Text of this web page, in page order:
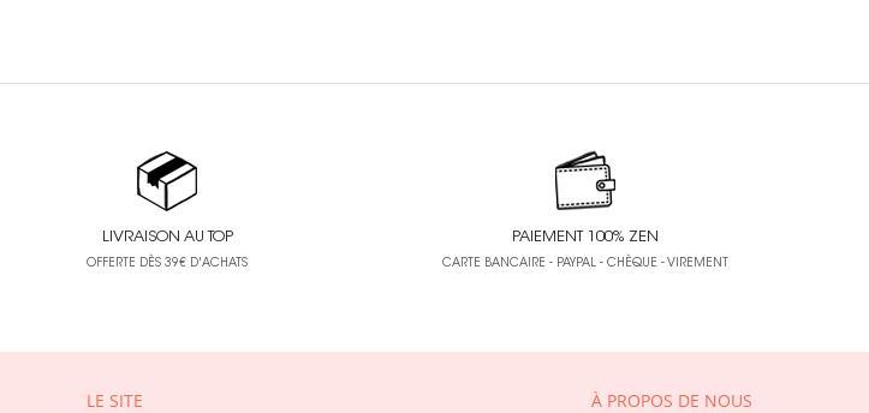
Béatrice Garni
Canson
Carabelle Studio
Chou & Flowers
LIVRAISON AU TOP
OFFERTE DÈS 39€ D'ACHATS
PAIEMENT 100% ZEN
CARTE BANCAIRE - PAYPAL - CHÈQUE - VIREMENT
LE SITE À PROPOS DE NOUS